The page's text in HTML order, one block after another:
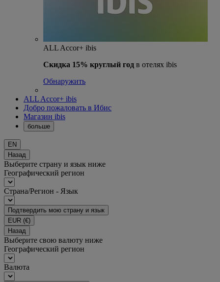
ALL Accor+ ibis
Скидка 15% круглый год в отелях ibis
Обнаружить
ALL Accor+ ibis
Добро пожаловать в Ибис
Магазин ibis
больше
EN
Назад
Выберите страну и язык ниже
Географический регион
Страна/Регион - Язык
Подтвердить мою страну и язык
EUR (€)
Назад
Выберите свою валюту ниже
Географический регион
Валюта